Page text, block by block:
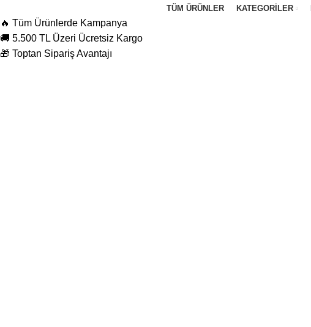
TÜM ÜRÜNLER KATEGORILER
🔥 Tüm Ürünlerde Kampanya
🚚 5.500 TL Üzeri Ücretsiz Kargo
🎁 Toptan Sipariş Avantajı